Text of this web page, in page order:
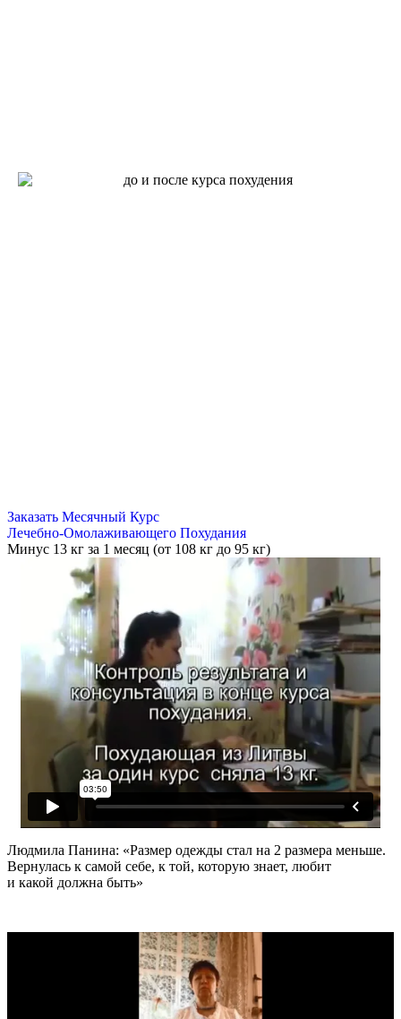
Заказать Месячный Курс
Лечебно-Омолаживающего Похудания
Минус 13 кг за 1 месяц (от 108 кг до 95 кг)
Людмила Панина: «Размер одежды стал на 2 размера меньше.
Вернулась к самой себе, к той, которую знает, любит
и какой должна быть»